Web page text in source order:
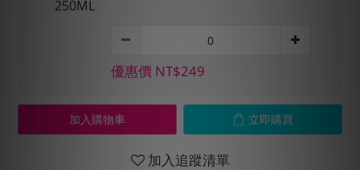
250ML
優惠價 NT$249
加入購物車 立即購買
加入追蹤清單